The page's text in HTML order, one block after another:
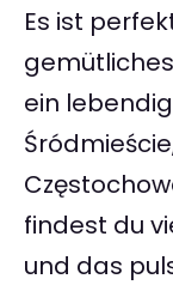
Es ist
ein
findest du
und das